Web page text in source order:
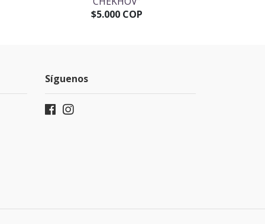
$5.000 COP
Síguenos